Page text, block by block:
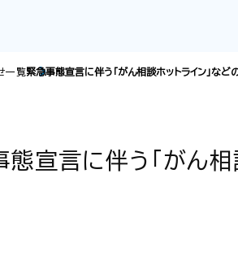
一覧緊急事態宣言に伴う「がん相談ホットライン」な
態宣言に伴う「がん